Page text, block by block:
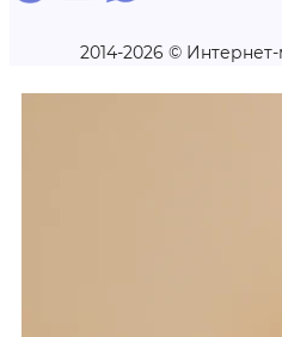
2014-2026 ©